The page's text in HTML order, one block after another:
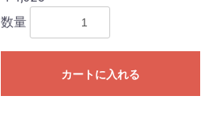
数量
カートに入れる